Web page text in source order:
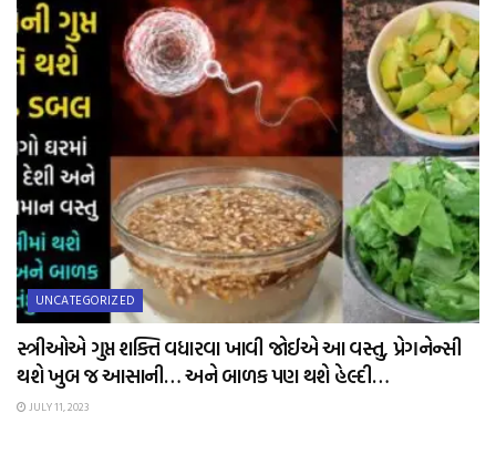
UNCATEGORIZED
સ્ત્રીઓએ ગુપ્ત શક્તિ વધારવા ખાવી જોઈએ આ વસ્તુ, પ્રેગનેન્સી
થશે ખુબ જ આસાની… અને બાળક પણ થશે હેલ્દી…
JULY 11, 2023